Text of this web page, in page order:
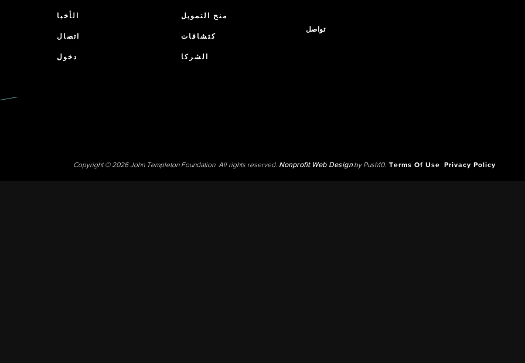
الأخبا
اتصال
دخول
منح التمويل
كتشافات
الشركا
تواصل
Copyright © 2026 John Templeton Foundation. All rights reserved. Nonprofit Web Designby Push10. Terms Of Use Privacy Policy